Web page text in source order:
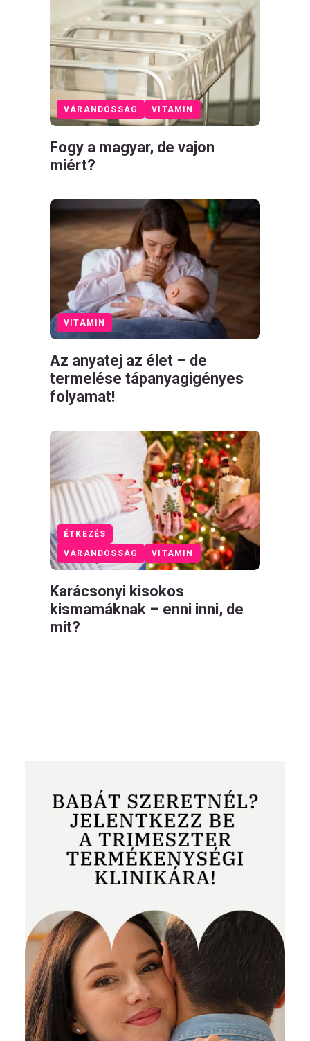
VÁRANDÓSSÁG VITAMIN
Fogy a magyar, de vajon
miért?
VITAMIN
Az anyatej az élet – de
termelése tápanyagigényes
folyamat!
VÁRANDÓSSÁG VITAMIN
ÉTKEZÉS
Karácsonyi kisokos
kismamáknak – enni inni, de
mit?